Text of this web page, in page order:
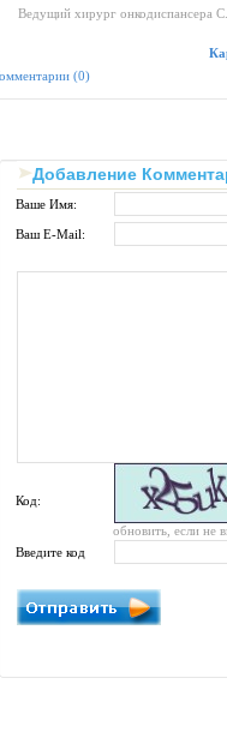
Ведущий хирург онкодиспансера
(0)
Добавление
Ваше Имя:
Ваш E-Mail:
Код:
обновить, если не
Введите код